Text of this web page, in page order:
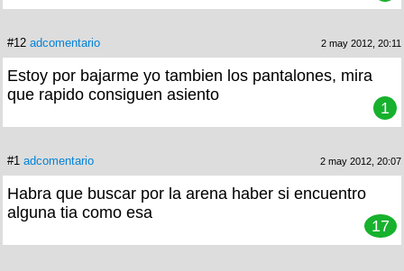
#12 adcomentario 2 may 2012, 20:11
Estoy por bajarme yo tambien los pantalones, mira
que rapido consiguen asiento
1
#1 adcomentario 2 may 2012, 20:07
Habra que buscar por la arena haber si encuentro
alguna tia como esa
17